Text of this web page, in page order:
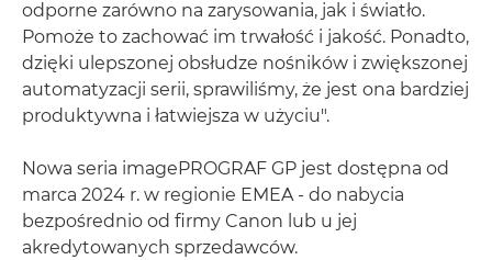
odporne zarówno na zarysowania, jak i światło.
Pomoże to zachować im trwałość i jakość. Ponadto,
dzięki ulepszonej obsłudze nośników i zwiększonej
automatyzacji serii, sprawiliśmy, że jest ona bardziej
produktywna i łatwiejsza w użyciu".
Nowa seria imagePROGRAF GP jest dostępna od
marca 2024 r. w regionie EMEA - do nabycia
bezpośrednio od firmy Canon lub u jej
akredytowanych sprzedawców.